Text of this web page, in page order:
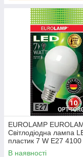
EUROLAMP
Світлодіодна лампа
пластик 7 W E27 4100
В наявності